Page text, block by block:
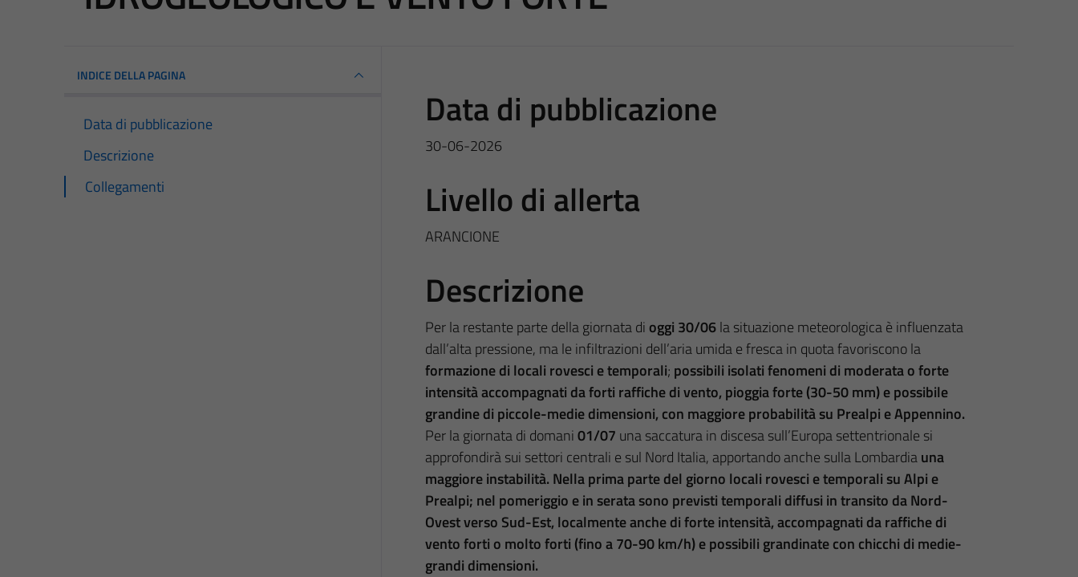
INDICE DELLA PAGINA
Data di pubblicazione
Descrizione
Collegamenti
Data di pubblicazione
30-06-2026
Livello di allerta
ARANCIONE
Descrizione
Per la restante parte della giornata di oggi 30/06la situazione meteorologica è influenzata
dall’alta pressione, ma le infiltrazioni dell’aria umida e fresca in quota favoriscono la
formazione di locali rovesci e temporali; possibili isolati fenomeni di moderata o forte
intensità accompagnati da forti raffiche di vento, pioggia forte (30-50 mm) e possibile
grandine di piccole-mediedimensioni, con maggiore probabilità su Prealpi e Appennino.
Per la giornata di domani01/07 una saccatura in discesa sull’Europa settentrionale si
approfondirà sui settori centrali e sul Nord Italia, apportando anche sulla Lombardiauna
maggioreinstabilità. Nella prima parte del giorno locali rovesci e temporali su Alpi e
Prealpi; nel pomeriggio e in serata sono previsti temporali diffusi in transito da Nord-
Ovest verso Sud-Est, localmente anche di forte intensità, accompagnati da raffiche di
vento forti o molto forti (fino a 70-90 km/h) e possibili grandinate con chicchi di medie-
grandi dimensioni.